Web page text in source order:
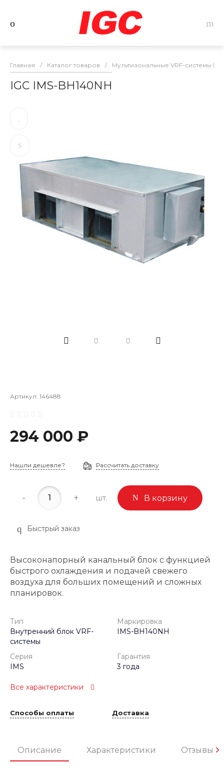
Главная / Каталог товаров / Мультизональные VRF-системы IGC
IGC IMS-BH140NH
Артикул: 146488
294 000 ₽
Нашли дешевле? Рассчитать доставку
- + шт. В корзину
Быстрый заказ
Высоконапорный канальный блок с функцией
быстрого охлаждения и подачей свежего
воздуха для больших помещений и сложных
планировок.
Тип
Внутренний блок VRF-
системы
Маркировка
IMS-BH140NH
Серия
IMS
Гарантия
3 года
Все характеристики
Способы оплаты Доставка
Описание Характеристики Отзывы